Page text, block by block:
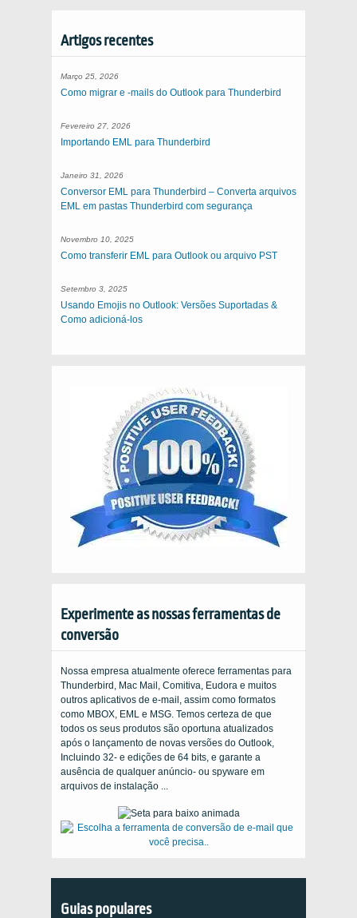
Artigos recentes
Março 25, 2026
Como migrar e -mails do Outlook para Thunderbird
Fevereiro 27, 2026
Importando EML para Thunderbird
Janeiro 31, 2026
Conversor EML para Thunderbird – Converta arquivos
EML em pastas Thunderbird com segurança
Novembro 10, 2025
Como transferir EML para Outlook ou arquivo PST
Setembro 3, 2025
Usando Emojis no Outlook: Versões Suportadas &
Como adicioná-los
Experimente as nossas ferramentas de
conversão
Nossa empresa atualmente oferece ferramentas para
Thunderbird, Mac Mail, Comitiva, Eudora e muitos
outros aplicativos de e-mail, assim como formatos
como MBOX, EML e MSG. Temos certeza de que
todos os seus produtos são oportuna atualizados
após o lançamento de novas versões do Outlook,
Incluindo 32- e edições de 64 bits, e garante a
ausência de qualquer anúncio- ou spyware em
arquivos de instalação ...
Guias populares